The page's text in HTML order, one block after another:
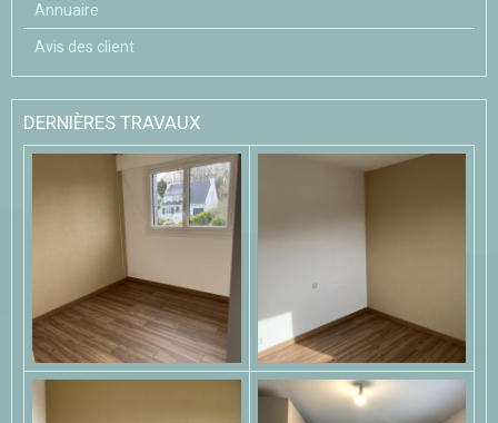
Annuaire
Avis des client
DERNIÈRES TRAVAUX